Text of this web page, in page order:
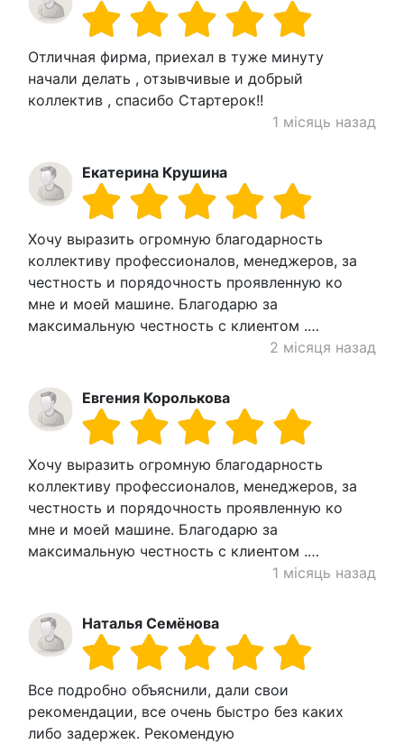
Отличная фирма, приехал в туже минуту
начали делать , отзывчивые и добрый
коллектив , спасибо Стартерок!!
1 місяць назад
Екатерина Крушина
Хочу выразить огромную благодарность
коллективу профессионалов, менеджеров, за
честность и порядочность проявленную ко
мне и моей машине. Благодарю за
максимальную честность с клиентом .…
2 місяця назад
Евгения Королькова
Хочу выразить огромную благодарность
коллективу профессионалов, менеджеров, за
честность и порядочность проявленную ко
мне и моей машине. Благодарю за
максимальную честность с клиентом .…
1 місяць назад
Наталья Семёнова
Все подробно объяснили, дали свои
рекомендации, все очень быстро без каких
либо задержек. Рекомендую